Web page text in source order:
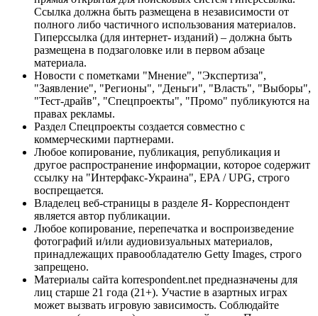
Ссылка должна быть размещена в независимости от
полного либо частичного использования материалов.
Гиперссылка (для интернет- изданий) – должна быть
размещена в подзаголовке или в первом абзаце
материала.
Новости с пометками "Мнение", "Экспертиза",
"Заявление", "Регионы", "Деньги", "Власть", "Выборы",
"Тест-драйв", "Спецпроекты", "Промо" публикуются на
правах рекламы.
Раздел Спецпроекты создается совместно с
коммерческими партнерами.
Любое копирование, публикация, републикация и
другое распространение информации, которое содержит
ссылку на "Интерфакс-Украина", EPA / UPG, строго
воспрещается.
Владелец веб-страницы в разделе Я- Корреспондент
является автор публикации.
Любое копирование, перепечатка и воспроизведение
фотографий и/или аудиовизуальных материалов,
принадлежащих правообладателю Getty Images, строго
запрещено.
Материалы сайта korrespondent.net предназначены для
лиц старше 21 года (21+). Участие в азартных играх
может вызвать игровую зависимость. Соблюдайте